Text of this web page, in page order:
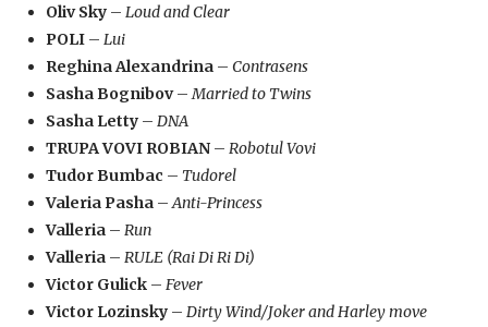
Oliv Sky – Loud and Clear
POLI – Lui
Reghina Alexandrina – Contrasens
Sasha Bognibov– Married to Twins
Sasha Letty – DNA
TRUPA VOVI ROBIAN – Robotul Vovi
Tudor Bumbac – Tudorel
Valeria Pasha – Anti-Princess
Valleria – Run
Valleria – RULE (Rai Di Ri Di)
Victor Gulick – Fever
Victor Lozinsky – Dirty Wind/Joker and Harley move